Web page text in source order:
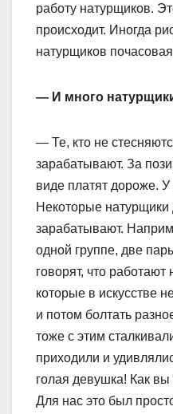
работу натурщиков.
происходит. Иногда
натурщиков
— И много
— Те, кто не
зарабатывают. За
виде платят дороже.
Некоторые
зарабатывают.
одной группе, две
говорят, что
которые в искусстве
и потом болтать
тоже с этим
приходили и
голая девушка! Как вы
Для нас это был